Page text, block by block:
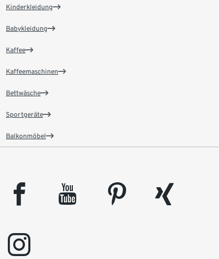
Kinderkleidung
Babykleidung
Kaffee
Kaffeemaschinen
Bettwäsche
Sportgeräte
Balkonmöbel
facebook youtube pinterest
xing
instagram